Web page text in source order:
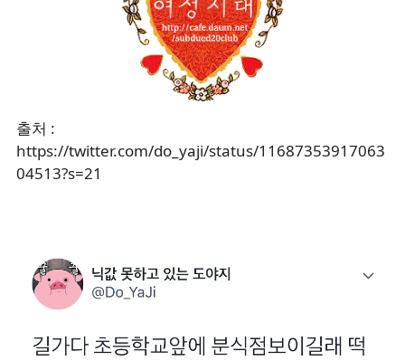
출처 :
https://twitter.com/do_yaji/status/11687353917063
04513?s=21